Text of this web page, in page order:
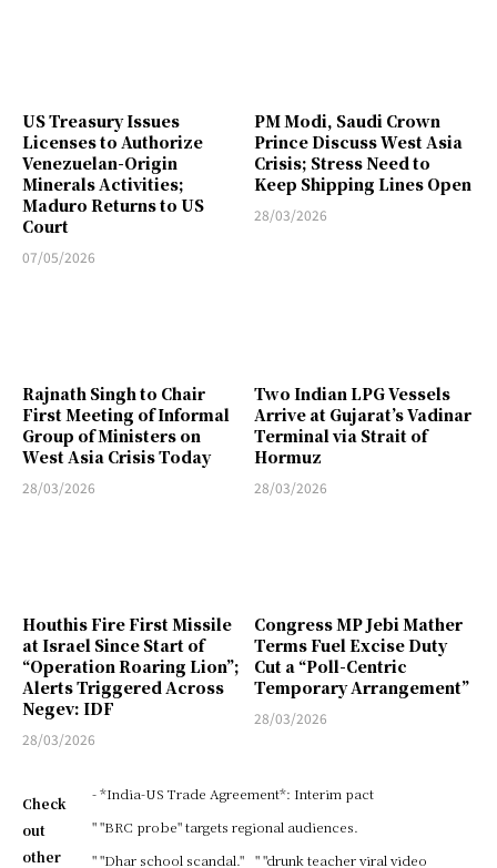
US Treasury Issues
Licenses to Authorize
Venezuelan-Origin
Minerals Activities;
Maduro Returns to US
Court
07/05/2026
PM Modi, Saudi Crown
Prince Discuss West Asia
Crisis; Stress Need to
Keep Shipping Lines Open
28/03/2026
Rajnath Singh to Chair
First Meeting of Informal
Group of Ministers on
West Asia Crisis Today
28/03/2026
Two Indian LPG Vessels
Arrive at Gujarat’s Vadinar
Terminal via Strait of
Hormuz
28/03/2026
Houthis Fire First Missile
at Israel Since Start of
“Operation Roaring Lion”;
Alerts Triggered Across
Negev: IDF
28/03/2026
Congress MP Jebi Mather
Terms Fuel Excise Duty
Cut a “Poll-Centric
Temporary Arrangement”
28/03/2026
Check
out
other
- *India-US Trade Agreement*: Interim pact
" "BRC probe" targets regional audiences.
" "Dhar school scandal." " "drunk teacher viral video